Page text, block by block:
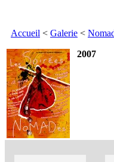
Accueil < Galerie <
2007